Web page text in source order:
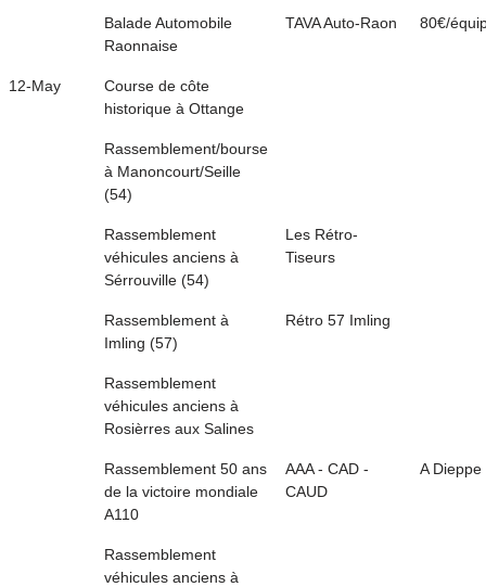
Balade Automobile
Raonnaise
TAVA Auto-Raon 80€/
12-May
Course de côte
historique à Ottange
Rassemblement/bourse
à Manoncourt/Seille
(54)
Rassemblement
véhicules anciens à
Sérrouville (54)
Les Rétro-
Tiseurs
Rassemblement à
Imling (57)
Rétro 57 Imling
Rassemblement
véhicules anciens à
Rosièrres aux Salines
Rassemblement 50 ans
de la victoire mondiale
A110
AAA - CAD -
CAUD
A Dieppe
Rassemblement
véhicules anciens à